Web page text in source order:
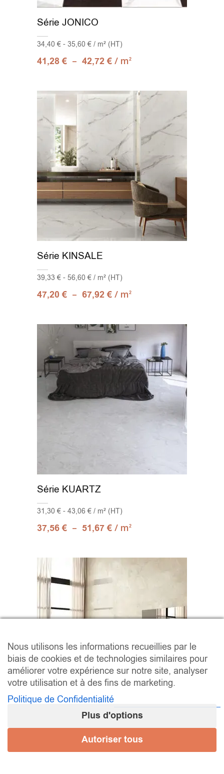
Série JONICO
34,40 € - 35,60 € / m² (HT)
41,28€ – 42,72€ / m2
Série KINSALE
39,33 € - 56,60 € / m² (HT)
47,20€ – 67,92€ / m2
Série KUARTZ
31,30 € - 43,06 € / m² (HT)
37,56€ – 51,67€ / m2
Série LEGEND
43,20 € - 64,79 € / m² (HT)
Nous utilisons les informations recueillies par le
biais de cookies et de technologies similaires pour
améliorer votre expérience sur notre site, analyser
votre utilisation et à des fins de marketing.
Politique de Confidentialité
Plus d'options
Autoriser tous